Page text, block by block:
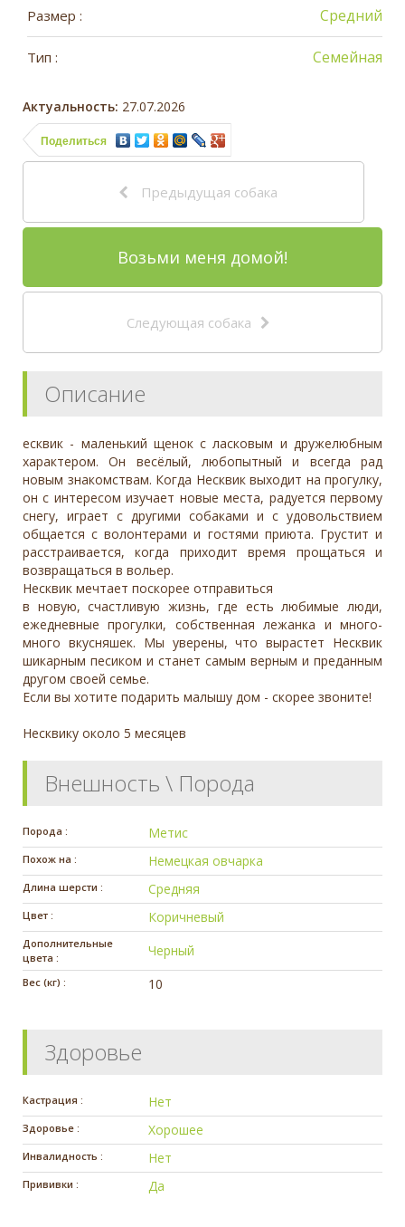
Размер : Средний
Тип : Семейная
Актуальность: 27.07.2026
Поделиться
Предыдущая собака
Возьми меня домой!
Следующая собака
Описание
есквик - маленький щенок с ласковым и дружелюбным
характером. Он весёлый, любопытный и всегда рад
новым знакомствам. Когда Несквик выходит на прогулку,
он с интересом изучает новые места, радуется первому
снегу, играет с другими собаками и с удовольствием
общается с волонтерами и гостями приюта. Грустит и
расстраивается, когда приходит время прощаться и
возвращаться в вольер.
Несквик мечтает поскорее отправиться
в новую, счастливую жизнь, где есть любимые люди,
ежедневные прогулки, собственная лежанка и много-
много вкусняшек. Мы уверены, что вырастет Несквик
шикарным песиком и станет самым верным и преданным
другом своей семье.
Если вы хотите подарить малышу дом - скорее звоните!
Несквику около 5 месяцев
Внешность \ Порода
Порода : Метис
Похож на : Немецкая овчарка
Длина шерсти : Средняя
Цвет : Коричневый
Дополнительные
цвета :
Черный
Вес (кг) : 10
Здоровье
Кастрация : Нет
Здоровье : Хорошее
Инвалидность : Нет
Прививки : Да